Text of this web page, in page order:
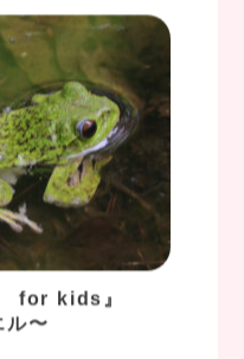
for kids』
〜